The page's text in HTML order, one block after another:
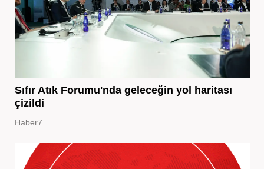
Sıfır Atık Forumu'nda geleceğin yol haritası
çizildi
Haber7